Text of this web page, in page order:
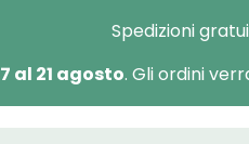
Spedizioni
al 21 agosto. Gli ordini